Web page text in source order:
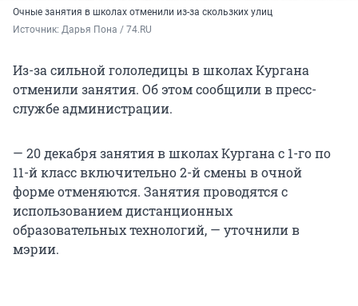
Очные занятия в школах отменили из-за скользких улиц
Источник: Дарья Пона / 74.RU
Из-за сильной гололедицы в школах Кургана
отменили занятия. Об этом сообщили в пресс-
службе администрации.
— 20 декабря занятия в школах Кургана с 1-го по
11-й класс включительно 2-й смены в очной
форме отменяются. Занятия проводятся с
использованием дистанционных
образовательных технологий, — уточнили в
мэрии.